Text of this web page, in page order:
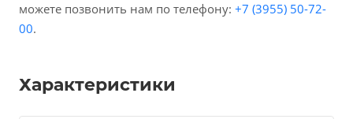
можете позвонить нам по телефону: +7 (3955) 50-72-
00.
Характеристики